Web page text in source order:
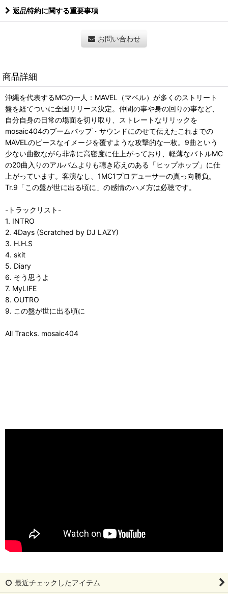
返品特約に関する重要事項
お問い合わせ
商品詳細
沖縄を代表するMCの一人：MAVEL（マベル）が多くのストリート
盤を経てついに全国リリース決定。仲間の事や身の回りの事など、
自分自身の日常の場面を切り取り、ストレートなリリックを
mosaic404のブームバップ・サウンドにのせて伝えたこれまでの
MAVELのピースなイメージを覆すような攻撃的な一枚。9曲という
少ない曲数ながら非常に高密度に仕上がっており、軽薄なバトルMC
の20曲入りのアルバムよりも聴き応えのある「ヒップホップ」に仕
上がっています。客演なし、1MC1プロデューサーの真っ向勝負。
Tr.9「この盤が世に出る頃に」の感情のハメ方は必聴です。
-トラックリスト-
1. INTRO
2. 4Days (Scratched by DJ LAZY)
3. H.H.S
4. skit
5. Diary
6. そう思うよ
7. MyLIFE
8. OUTRO
9. この盤が世に出る頃に
All Tracks. mosaic404
最近チェックしたアイテム